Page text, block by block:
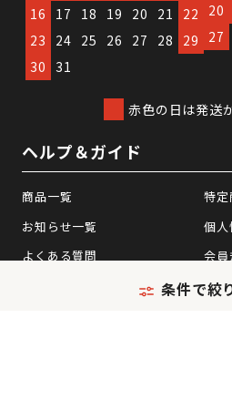
条件で絞
16
17 18 19 20 21
22
23
24 25 26 27 28
29
30
31
20
27
赤色の日は発送
ヘルプ＆ガイド
商品一覧
お知らせ一覧
よくある質問
特定
個人
会員
カス
基